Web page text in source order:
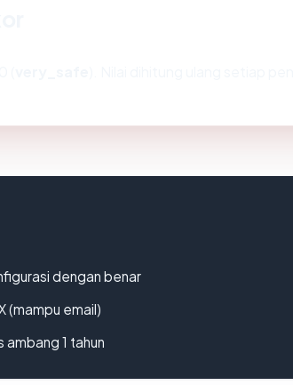
dengan benar
(mampu email)
ambang 1 tahun